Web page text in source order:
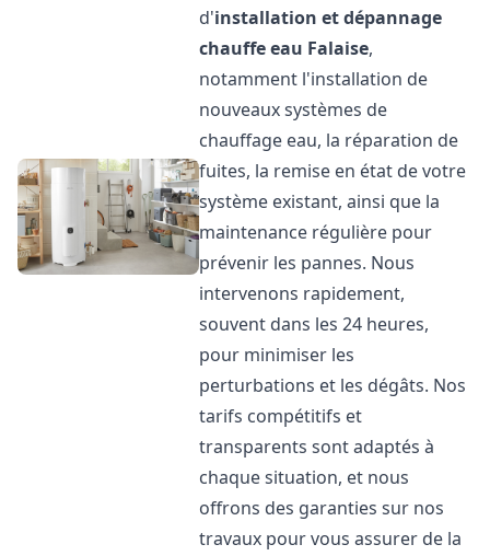
d'installation et dépannage
chauffe eau Falaise,
notamment l'installation de
nouveaux systèmes de
chauffage eau, la réparation de
fuites, la remise en état de votre
système existant, ainsi que la
maintenance régulière pour
prévenir les pannes. Nous
intervenons rapidement,
souvent dans les 24 heures,
pour minimiser les
perturbations et les dégâts. Nos
tarifs compétitifs et
transparents sont adaptés à
chaque situation, et nous
offrons des garanties sur nos
travaux pour vous assurer de la